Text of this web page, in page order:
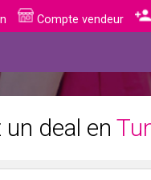
Compte vendeur
deal en